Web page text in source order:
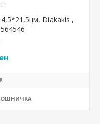
Diakakis ,